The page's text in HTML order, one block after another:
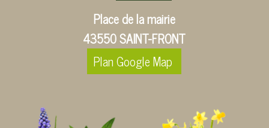
Place de la mairie
43550 SAINT-FRONT
Plan Google Map